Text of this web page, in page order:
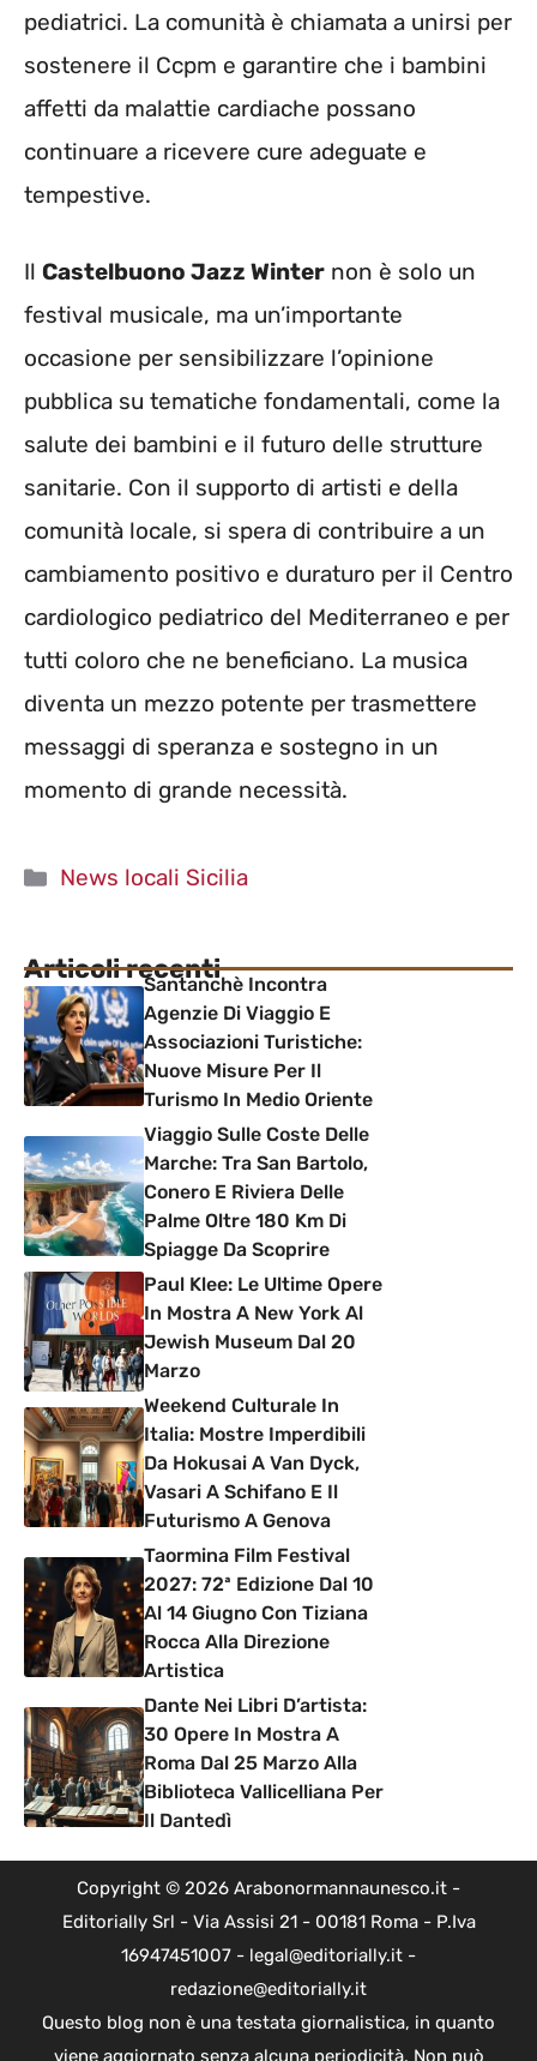
pediatrici. La comunità è chiamata a unirsi per
sostenere il Ccpm e garantire che i bambini
affetti da malattie cardiache possano
continuare a ricevere cure adeguate e
tempestive.
Il Castelbuono Jazz Winter non è solo un
festival musicale, ma un’importante
occasione per sensibilizzare l’opinione
pubblica su tematiche fondamentali, come la
salute dei bambini e il futuro delle strutture
sanitarie. Con il supporto di artisti e della
comunità locale, si spera di contribuire a un
cambiamento positivo e duraturo per il Centro
cardiologico pediatrico del Mediterraneo e per
tutti coloro che ne beneficiano. La musica
diventa un mezzo potente per trasmettere
messaggi di speranza e sostegno in un
momento di grande necessità.
Categorie
News locali Sicilia
Articoli recentiSantanchè Incontra
Agenzie Di Viaggio E
Associazioni Turistiche:
Nuove Misure Per Il
Turismo In Medio Oriente
Viaggio Sulle Coste Delle
Marche: Tra San Bartolo,
Conero E Riviera Delle
Palme Oltre 180 Km Di
Spiagge Da Scoprire
Paul Klee: Le Ultime Opere
In Mostra A New York Al
Jewish Museum Dal 20
Marzo
Weekend Culturale In
Italia: Mostre Imperdibili
Da Hokusai A Van Dyck,
Vasari A Schifano E Il
Futurismo A Genova
Taormina Film Festival
2027: 72ª Edizione Dal 10
Al 14 Giugno Con Tiziana
Rocca Alla Direzione
Artistica
Dante Nei Libri D’artista:
30 Opere In Mostra A
Roma Dal 25 Marzo Alla
Biblioteca Vallicelliana Per
Il Dantedì
Copyright © 2026 Arabonormannaunesco.it -
Editorially Srl - Via Assisi 21 - 00181 Roma - P.Iva
16947451007 - legal@editorially.it -
redazione@editorially.it
Questo blog non è una testata giornalistica, in quanto
viene aggiornato senza alcuna periodicità. Non può